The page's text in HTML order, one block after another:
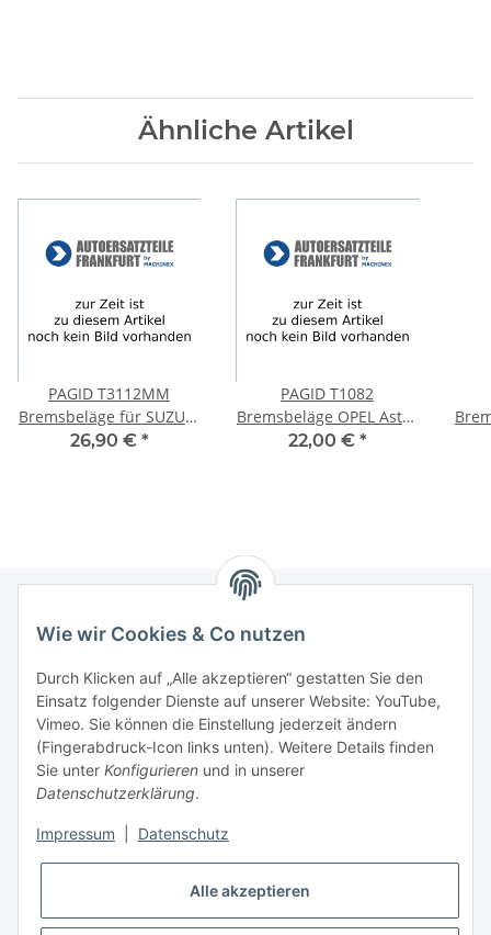
Ähnliche Artikel
PAGID T3112MM
Bremsbeläge für SUZUKI
GRAND VITARA +
26,90 € *
PAGID T1082
Bremsbeläge OPEL Astra
F Kadett E Omega Vectra
22,00 € *
Bitte senden Sie mir entsprechend Ihrer
Datenschutzerklärungregelmäßig und jederzeit widerruflich
Informationen zu Ihrem Produktsortiment per E-Mail zu.
Wie wir Cookies & Co nutzen
Durch Klicken auf „Alle akzeptieren“ gestatten Sie den
Einsatz folgender Dienste auf unserer Website: YouTube,
Vimeo. Sie können die Einstellung jederzeit ändern
(Fingerabdruck-Icon links unten). Weitere Details finden
Sie unter Konfigurieren und in unserer
Datenschutzerklärung.
Impressum Datenschutz
Alle akzeptieren